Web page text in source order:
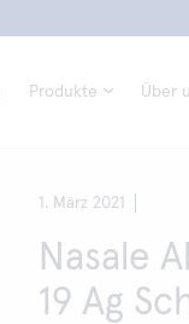
Produkte Über
1. März 2021
Nasale
19 Ag